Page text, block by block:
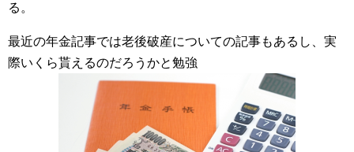
る。
最近の年金記事では老後破産についての記事もあるし、実
際いくら貰えるのだろうかと勉強